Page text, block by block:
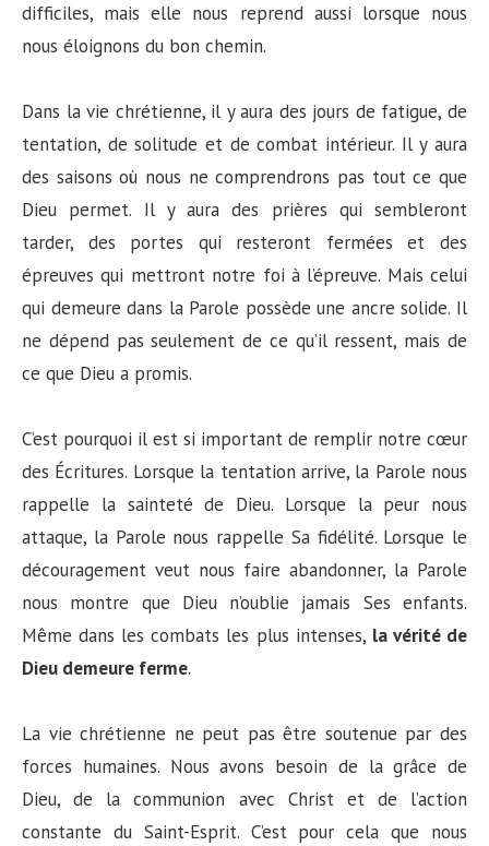
difficiles, mais elle nous reprend aussi lorsque nous
nous éloignons du bon chemin.
Dans la vie chrétienne, il y aura des jours de fatigue, de
tentation, de solitude et de combat intérieur. Il y aura
des saisons où nous ne comprendrons pas tout ce que
Dieu permet. Il y aura des prières qui sembleront
tarder, des portes qui resteront fermées et des
épreuves qui mettront notre foi à l’épreuve. Mais celui
qui demeure dans la Parole possède une ancre solide. Il
ne dépend pas seulement de ce qu’il ressent, mais de
ce que Dieu a promis.
C’est pourquoi il est si important de remplir notre cœur
des Écritures. Lorsque la tentation arrive, la Parole nous
rappelle la sainteté de Dieu. Lorsque la peur nous
attaque, la Parole nous rappelle Sa fidélité. Lorsque le
découragement veut nous faire abandonner, la Parole
nous montre que Dieu n’oublie jamais Ses enfants.
Même dans les combats les plus intenses, la vérité de
Dieu demeure ferme.
La vie chrétienne ne peut pas être soutenue par des
forces humaines. Nous avons besoin de la grâce de
Dieu, de la communion avec Christ et de l’action
constante du Saint-Esprit. C’est pour cela que nous